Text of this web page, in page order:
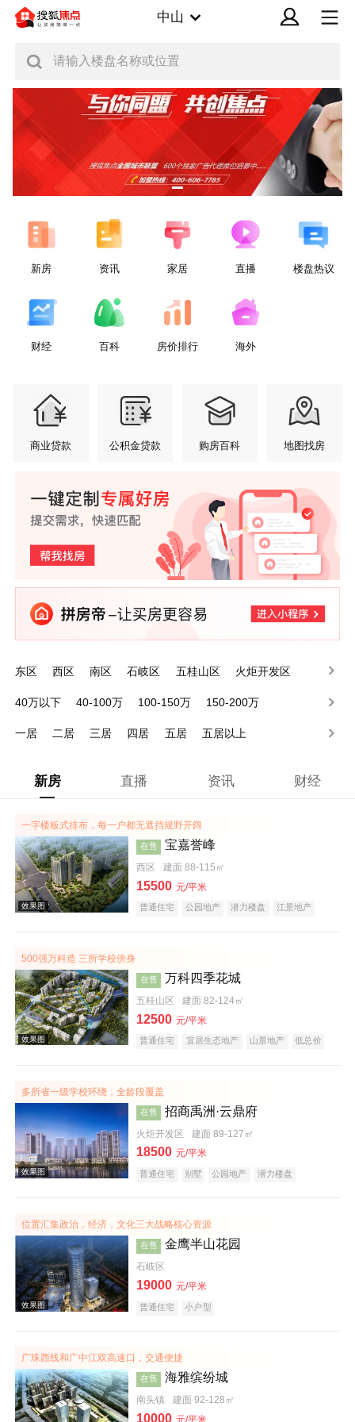
中山
请输入楼盘名称或位置
新房 资讯 家居 直播 楼盘热议
财经 百科 房价排行 海外
商业贷款 公积金贷款 购房百科 地图找房
东区 西区 南区 石岐区 五桂山区
火炬开发区
40万以下
40-100万 100-150万
150-200万
一居
二居 三居 四居 五居 五居以上
新房 直播 资讯 财经
一字楼板式排布，每一户都无遮挡规野开阔
效果图
在售 宝嘉誉峰
西区 建面 88-115㎡
15500 元/平米
普通住宅 公园地产 潜力楼盘
江景地产
500强万科造 三所学校傍身
效果图
在售 万科四季花城
五桂山区 建面 82-124㎡
12500 元/平米
普通住宅 宜居生态地产 山景地产 低总价
多所省一级学校环绕，全龄段覆盖
效果图
在售 招商禹洲·云鼎府
火炬开发区 建面 89-127㎡
18500 元/平米
普通住宅 别墅 公园地产
潜力楼盘
位置汇集政治，经济，文化三大战略核心资源
在售 金鹰半山花园
石岐区
19000 元/平米
普通住宅 小户型
广珠西线和广中江双高速口，交通便捷
在售 海雅缤纷城
南头镇 建面 92-128㎡
10000 元/平米